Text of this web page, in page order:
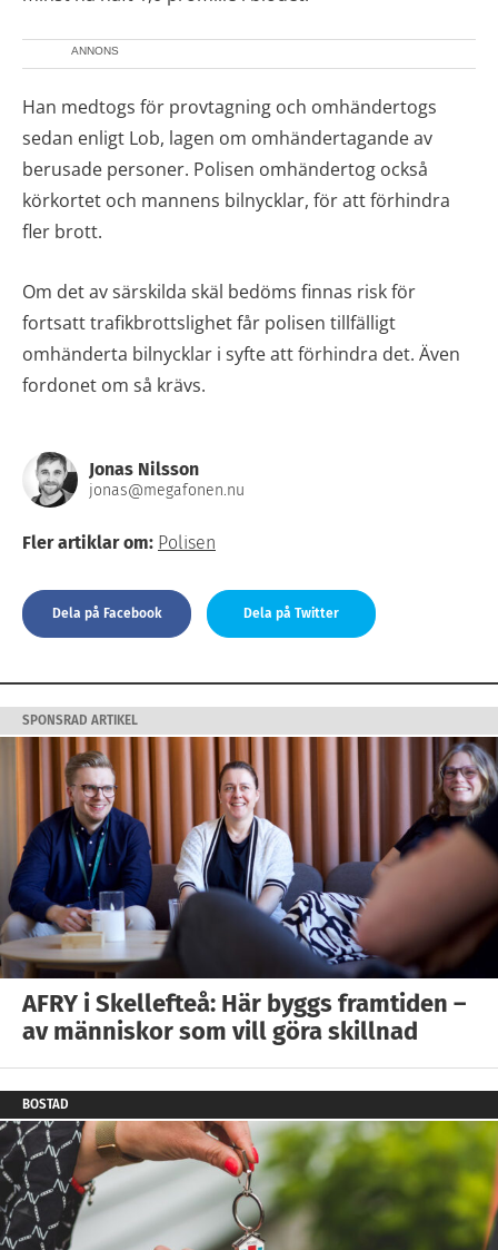
ANNONS
Han medtogs för provtagning och omhändertogs
sedan enligt Lob, lagen om omhändertagande av
berusade personer. Polisen omhändertog också
körkortet och mannens bilnycklar, för att förhindra
fler brott.
Om det av särskilda skäl bedöms finnas risk för
fortsatt trafikbrottslighet får polisen tillfälligt
omhänderta bilnycklar i syfte att förhindra det. Även
fordonet om så krävs.
Jonas Nilsson
jonas@megafonen.nu
Fler artiklar om: Polisen
Dela på Facebook Dela på Twitter
SPONSRAD ARTIKEL
AFRY i Skellefteå: Här byggs framtiden –
av människor som vill göra skillnad
BOSTAD